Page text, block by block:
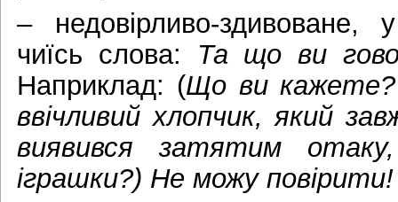
– недовірливо-здивоване,
чиїсь слова: Та що ви
Наприклад: (Що ви кажете?
ввічливий хлопчик, який
виявився затятим
іграшки?) Не можу повірити!